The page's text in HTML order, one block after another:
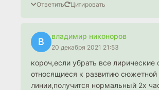
Ответить Цитировать
В
владимир никоноров
20 декабря 2021 21:53
короч,если убрать все лирические
относящиеся к развитию сюжетной
линии,получится нормальный 2х